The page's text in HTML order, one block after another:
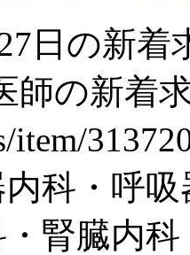
日の新
師の新着
item/
科・呼
腎臓内